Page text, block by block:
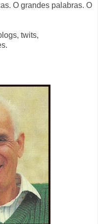
O grandes palabras. O
twits,